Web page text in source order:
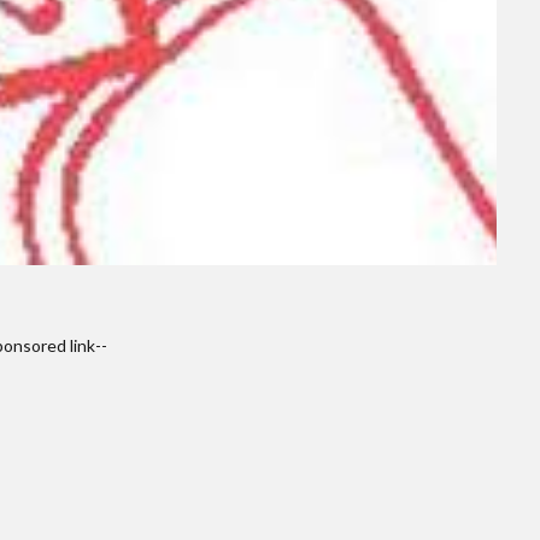
link--